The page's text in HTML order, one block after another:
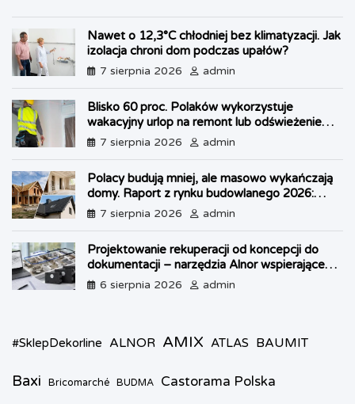
b
o
o
k
e
t
s
A
p
p
e
n
g
e
r
l
t
F
r
i
e
n
d
l
y
e
Nawet o 12,3°C chłodniej bez klimatyzacji. Jak
izolacja chroni dom podczas upałów?
7 sierpnia 2026 admin
Blisko 60 proc. Polaków wykorzystuje
wakacyjny urlop na remont lub odświeżenie
własnego lokum
7 sierpnia 2026 admin
Polacy budują mniej, ale masowo wykańczają
domy. Raport z rynku budowlanego 2026:
kryzys w OZE i boom na dachy
7 sierpnia 2026 admin
Projektowanie rekuperacji od koncepcji do
dokumentacji – narzędzia Alnor wspierające
każdy etap pracy
6 sierpnia 2026 admin
#SklepDekorline ALNOR AMIX ATLAS BAUMIT
Baxi Bricomarché BUDMA Castorama Polska